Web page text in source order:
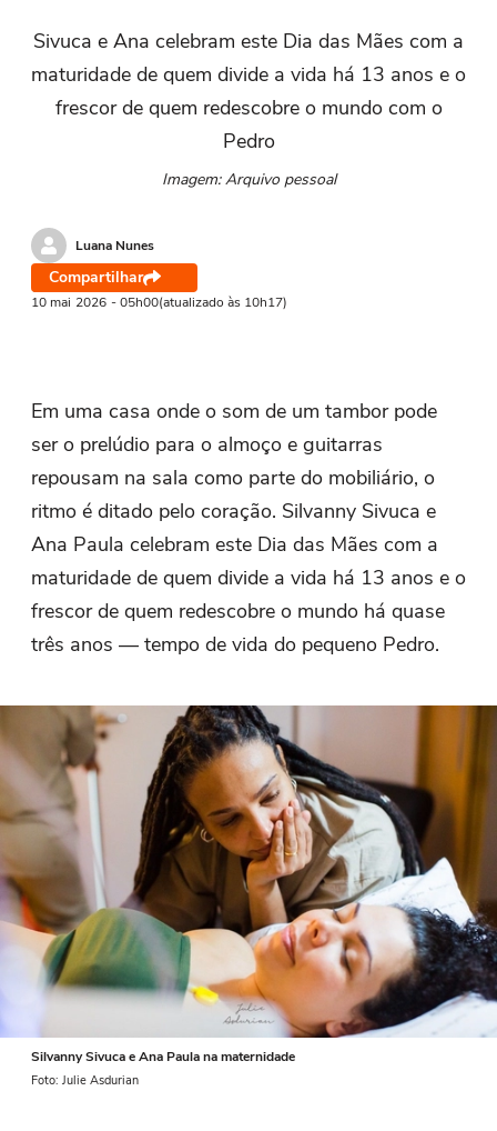
Sivuca e Ana celebram este Dia das Mães com a
maturidade de quem divide a vida há 13 anos e o
frescor de quem redescobre o mundo com o
Pedro
Imagem: Arquivo pessoal
Luana Nunes
Compartilhar
10 mai 2026 - 05h00(atualizado às 10h17)
Em uma casa onde o som de um tambor pode
ser o prelúdio para o almoço e guitarras
repousam na sala como parte do mobiliário, o
ritmo é ditado pelo coração. Silvanny Sivuca e
Ana Paula celebram este Dia das Mães com a
maturidade de quem divide a vida há 13 anos e o
frescor de quem redescobre o mundo há quase
três anos — tempo de vida do pequeno Pedro.
Silvanny Sivuca e Ana Paula na maternidade
Foto: Julie Asdurian